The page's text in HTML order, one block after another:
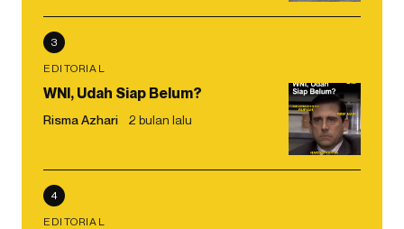
3
EDITORIAL
WNI, Udah Siap Belum?
Risma Azhari 2 bulan lalu
4
EDITORIAL